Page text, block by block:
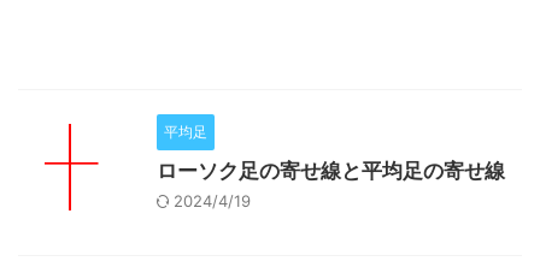
平均足
ローソク足の寄せ線と平均足の寄せ線
2024/4/19